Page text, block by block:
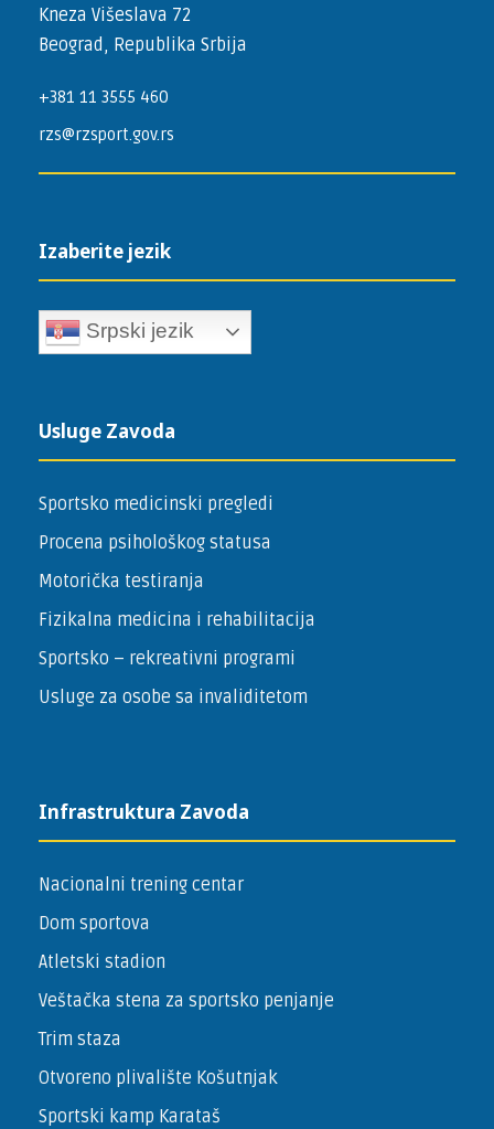
Kneza Višeslava 72
Beograd, Republika Srbija
+381 11 3555 460
rzs@rzsport.gov.rs
Izaberite jezik
Srpski jezik
Usluge Zavoda
Sportsko medicinski pregledi
Procena psihološkog statusa
Motorička testiranja
Fizikalna medicina i rehabilitacija
Sportsko – ­rekreativni programi
Usluge za osobe sa invaliditetom
Infrastruktura Zavoda
Nacionalni trening centar
Dom sportova
Atletski stadion
Veštačka stena za sportsko penjanje
Trim staza
Otvoreno plivalište Košutnjak
Sportski kamp Karataš